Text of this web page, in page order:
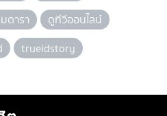
ดารา
ดูทีวีออนไลน์
trueidstory